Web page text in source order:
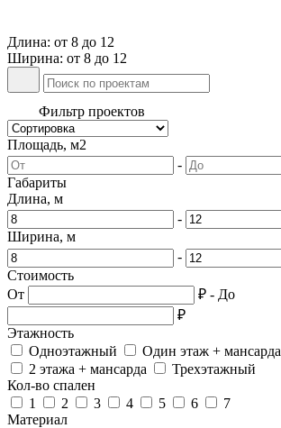
Длина: от 8 до 12
Ширина: от 8 до 12
Фильтр проектов
Площадь, м2
-
Габариты
Длина, м
-
Ширина, м
-
Стоимость
От
₽ - До
₽
Этажность
Одноэтажный
Один этаж + мансарда
2 этажа + мансарда
Трехэтажный
Кол-во спален
1
2 3 4 5 6
7
Материал